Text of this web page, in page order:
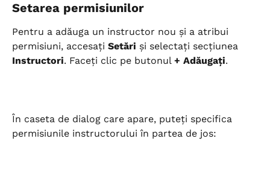
Setarea permisiunilor
Pentru a adăuga un instructor nou și a atribui
permisiuni, accesați Setări și selectați secțiunea
Instructori. Faceți clic pe butonul + Adăugați.
În caseta de dialog care apare, puteți specifica
permisiunile instructorului în partea de jos: